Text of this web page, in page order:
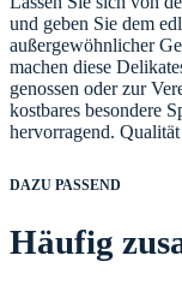
und geben Sie dem
außergewöhnlicher
machen diese
genossen oder zur
kostbares besondere
hervorragend.
DAZU PASSEND
Häufig